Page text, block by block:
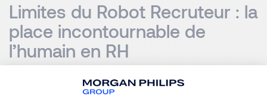
Limites du Robot Recruteur : la
place incontournable de
l’humain en RH
Même à l’époque de la digitalisation, l’accent mis sur